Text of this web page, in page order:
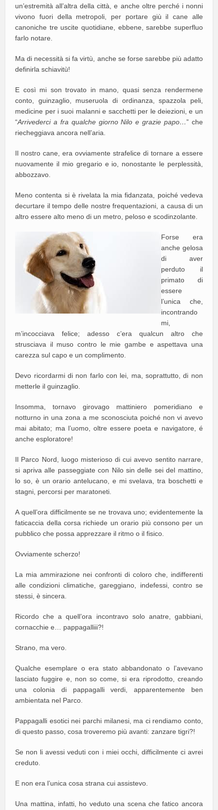
un’estremità all’altra della città, e anche oltre perché i nonni
vivono fuori della metropoli, per portare giù il cane alle
canoniche tre uscite quotidiane, ebbene, sarebbe superfluo
farlo notare.
Ma di necessità si fa virtù, anche se forse sarebbe più adatto
definirla schiavitù!
E così mi son trovato in mano, quasi senza rendermene
conto, guinzaglio, museruola di ordinanza, spazzola peli,
medicine per i suoi malanni e sacchetti per le deiezioni, e un
“Arrivederci a fra qualche giorno Nilo e grazie papo…” che
riecheggiava ancora nell’aria.
Il nostro cane, era ovviamente strafelice di tornare a essere
nuovamente il mio gregario e io, nonostante le perplessità,
abbozzavo.
Meno contenta si è rivelata la mia fidanzata, poiché vedeva
decurtare il tempo delle nostre frequentazioni, a causa di un
altro essere alto meno di un metro, peloso e scodinzolante.
Forse era
anche gelosa
di aver
perduto il
primato di
essere
l’unica che,
incontrando
mi,
m’incocciava felice; adesso c’era qualcun altro che
strusciava il muso contro le mie gambe e aspettava una
carezza sul capo e un complimento.
Devo ricordarmi di non farlo con lei, ma, soprattutto, di non
metterle il guinzaglio.
Insomma, tornavo girovago mattiniero pomeridiano e
notturno in una zona a me sconosciuta poiché non vi avevo
mai abitato; ma l’uomo, oltre essere poeta e navigatore, é
anche esploratore!
Il Parco Nord, luogo misterioso di cui avevo sentito narrare,
si apriva alle passeggiate con Nilo sin delle sei del mattino,
lo so, è un orario antelucano, e mi svelava, tra boschetti e
stagni, percorsi per maratoneti.
A quell’ora difficilmente se ne trovava uno; evidentemente la
faticaccia della corsa richiede un orario più consono per un
pubblico che possa apprezzare il ritmo o il fisico.
Ovviamente scherzo!
La mia ammirazione nei confronti di coloro che, indifferenti
alle condizioni climatiche, gareggiano, indefessi, contro se
stessi, è sincera.
Ricordo che a quell’ora incontravo solo anatre, gabbiani,
cornacchie e… pappagalliii?!
Strano, ma vero.
Qualche esemplare o era stato abbandonato o l’avevano
lasciato fuggire e, non so come, si era riprodotto, creando
una colonia di pappagalli verdi, apparentemente ben
ambientata nel Parco.
Pappagalli esotici nei parchi milanesi, ma ci rendiamo conto,
di questo passo, cosa troveremo più avanti: zanzare tigri?!
Se non li avessi veduti con i miei occhi, difficilmente ci avrei
creduto.
E non era l’unica cosa strana cui assistevo.
Una mattina, infatti, ho veduto una scena che fatico ancora